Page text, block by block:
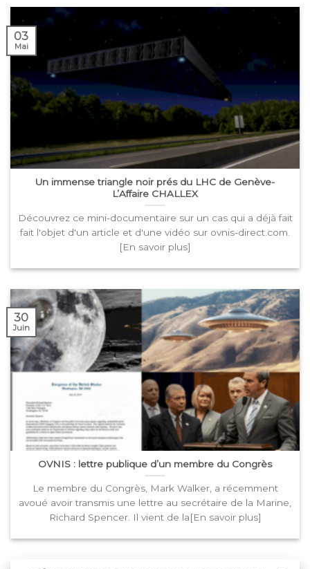
Un immense triangle noir prés du LHC de Genève-
L’Affaire CHALLEX
Découvrez ce mini-documentaire sur un cas qui a déjà fait
fait l'objet d'un article et d'une vidéo sur ovnis-direct.com.
[En savoir plus]
03
OVNIS : lettre publique d’un membre du Congrès
Le membre du Congrès, Mark Walker, a récemment
avoué avoir transmis une lettre au secrétaire de la Marine,
Richard Spencer. Il vient de la[En savoir plus]
30
Juin